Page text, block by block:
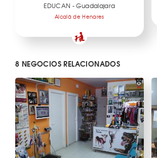
EDUCAN - Guadalajara
Alcalá de Henares
8 NEGOCIOS RELACIONADOS